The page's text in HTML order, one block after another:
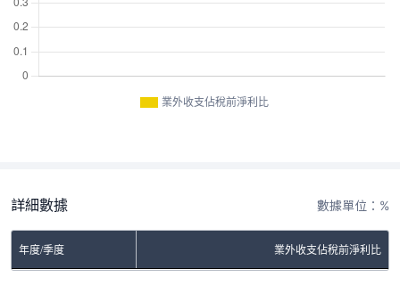
業外收支佔稅前淨利比
詳細數據 數據單位：%
年度/季度 業外收支佔稅前淨利比